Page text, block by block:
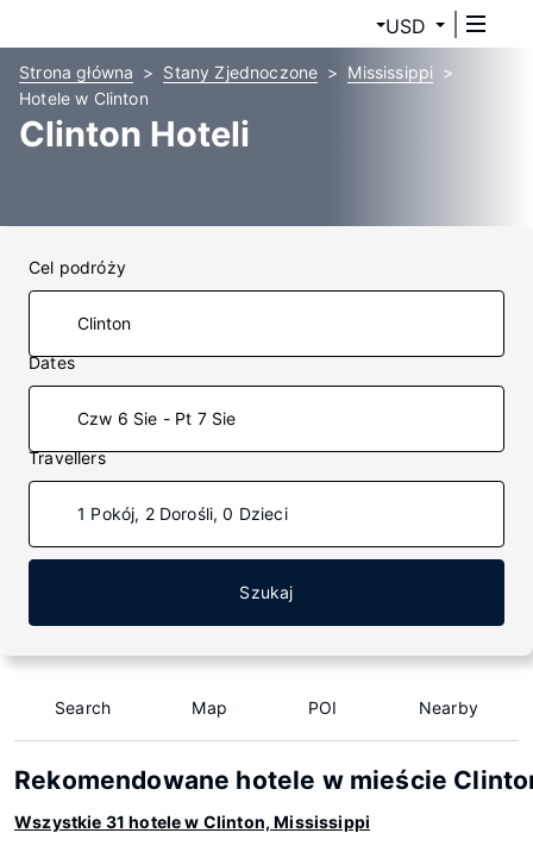
USD
Strona główna Stany Zjednoczone
Mississippi
Hotele w Clinton
Clinton Hoteli
Cel podróży
Dates
Czw 6 Sie - Pt 7 Sie
Travellers
1 Pokój, 2 Dorośli, 0 Dzieci
Szukaj
Search Map POI Nearby
Rekomendowane hotele w mieście
Wszystkie 31 hotele w Clinton, Mississippi